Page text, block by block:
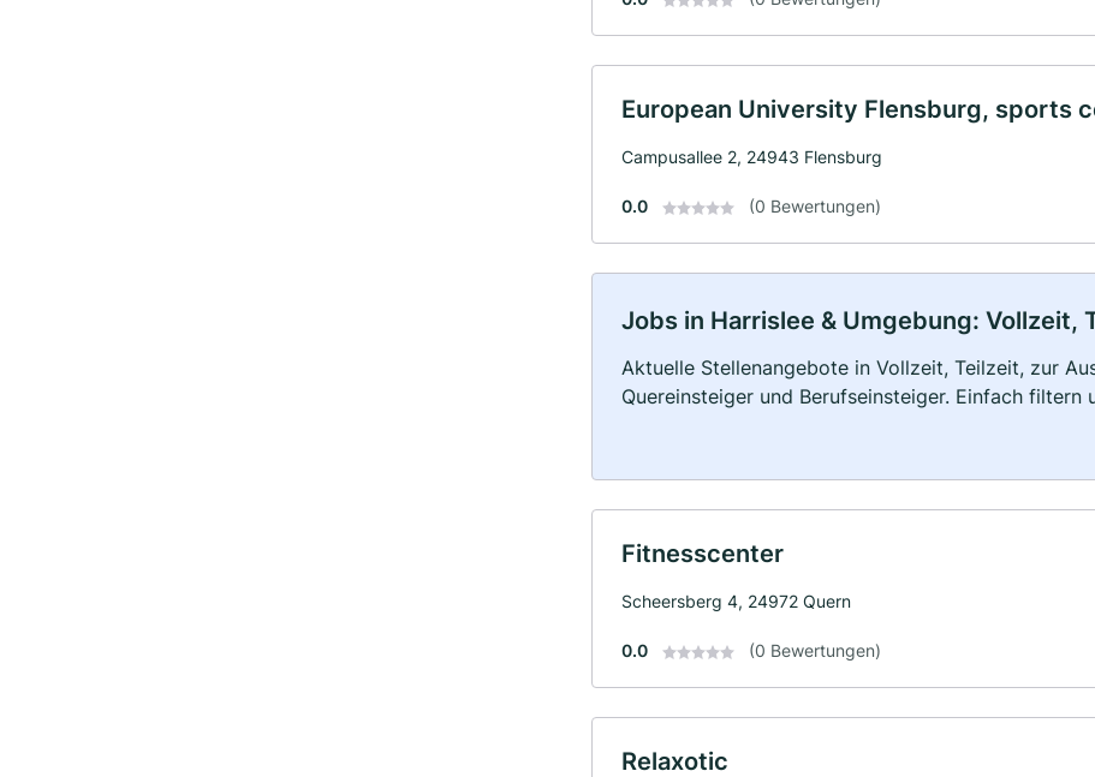
European University Flensburg, sports
Campusallee 2, 24943 Flensburg
0.0 (0 Bewertungen)
Jobs in Harrislee & Umgebung: Vollzeit,
Aktuelle Stellenangebote in Vollzeit, Teilzeit, zur
Quereinsteiger und Berufseinsteiger. Einfach filtern
Fitnesscenter
Scheersberg 4, 24972 Quern
0.0 (0 Bewertungen)
Relaxotic